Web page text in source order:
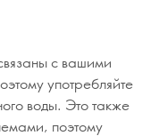
с вашими
употребляйте
воды. Это также
поэтому